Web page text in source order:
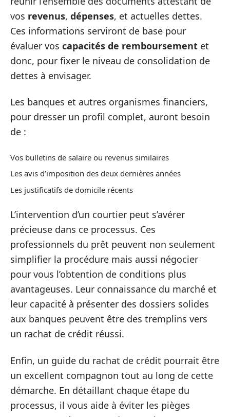
vos revenus, dépenses, et actuelles dettes.
Ces informations serviront de base pour
évaluer vos capacités de remboursement et
donc, pour fixer le niveau de consolidation de
dettes à envisager.
Les banques et autres organismes financiers,
pour dresser un profil complet, auront besoin
de :
Vos bulletins de salaire ou revenus similaires
Les avis d’imposition des deux dernières années
Les justificatifs de domicile récents
L’intervention d’un courtier peut s’avérer
précieuse dans ce processus. Ces
professionnels du prêt peuvent non seulement
simplifier la procédure mais aussi négocier
pour vous l’obtention de conditions plus
avantageuses. Leur connaissance du marché et
leur capacité à présenter des dossiers solides
aux banques peuvent être des tremplins vers
un rachat de crédit réussi.
Enfin, un guide du rachat de crédit pourrait être
un excellent compagnon tout au long de cette
démarche. En détaillant chaque étape du
processus, il vous aide à éviter les pièges